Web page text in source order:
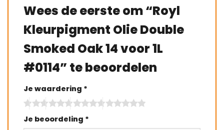
Wees de eerste om “Royl
Kleurpigment Olie Double
Smoked Oak 14 voor 1L
#0114” te beoordelen
Je waardering *
Je beoordeling *